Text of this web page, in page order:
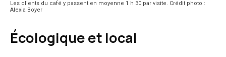
Les clients du café y passent en moyenne 1 h 30 par visite. Crédit photo :
Alexia Boyer
Écologique et local